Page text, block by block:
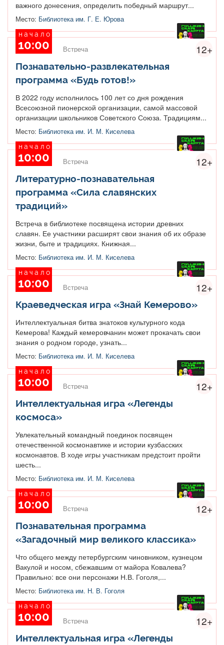
важного донесения, определить победный маршрут...
Место: Библиотека им. Г. Е. Юрова
12+
начало
10:00 Встреча
Познавательно-развлекательная
программа «Будь готов!»
В 2022 году исполнилось 100 лет со дня рождения
Всесоюзной пионерской организации, самой массовой
организации школьников Советского Союза. Традициям...
Место: Библиотека им. И. М. Киселева
12+
начало
10:00 Встреча
Литературно-познавательная
программа «Сила славянских
традиций»
Встреча в библиотеке посвящена истории древних
славян. Ее участники расширят свои знания об их образе
жизни, быте и традициях. Книжная...
Место: Библиотека им. И. М. Киселева
12+
начало
10:00 Встреча
Краеведческая игра «Знай Кемерово»
Интеллектуальная битва знатоков культурного кода
Кемерова! Каждый кемеровчанин может прокачать свои
знания о родном городе, узнать...
Место: Библиотека им. И. М. Киселева
12+
начало
10:00 Встреча
Интеллектуальная игра «Легенды
космоса»
Увлекательный командный поединок посвящен
отечественной космонавтике и истории кузбасских
космонавтов. В ходе игры участникам предстоит пройти
шесть...
Место: Библиотека им. И. М. Киселева
12+
начало
10:00 Встреча
Познавательная программа
«Загадочный мир великого классика»
Что общего между петербургским чиновником, кузнецом
Вакулой и носом, сбежавшим от майора Ковалева?
Правильно: все они персонажи Н.В. Гоголя,...
Место: Библиотека им. Н. В. Гоголя
12+
начало
10:00 Встреча
Интеллектуальная игра «Легенды